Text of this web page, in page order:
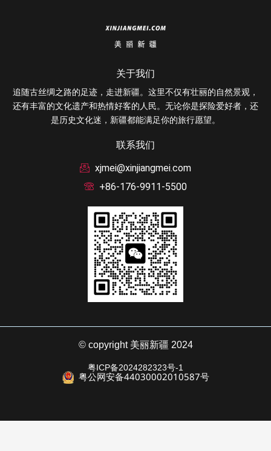
关于我们
追随古丝绸之路的足迹，走进新疆。这里不仅有壮丽的自然景观，
还有丰富的文化遗产和热情好客的人民。无论你是探险爱好者，还
是历史文化迷，新疆都能满足你的旅行愿望。
联系我们
xjmei@xinjiangmei.com
+86-176-9911-5500
© copyright 美丽新疆 2024
粤ICP备2024282323号-1
粤公网安备44030002010587号